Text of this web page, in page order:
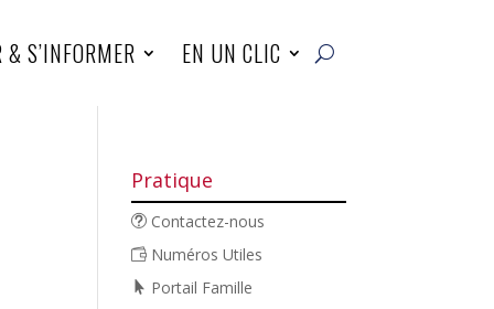
S’INFORMER EN UN CLIC
Pratique
Contactez-nous
Numéros Utiles
Portail Famille